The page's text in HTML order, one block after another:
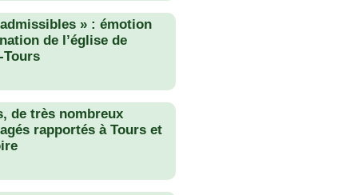
» : émotion
de l’église de
Tours
de très nombreux
rapportés à Tours et